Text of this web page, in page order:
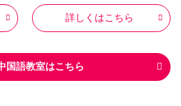
詳しくはこちら
国語教室はこちら